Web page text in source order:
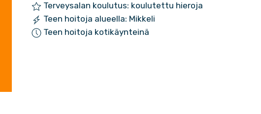
Terveysalan koulutus: koulutettu hieroja
Teen hoitoja alueella: Mikkeli
Teen hoitoja kotikäynteinä